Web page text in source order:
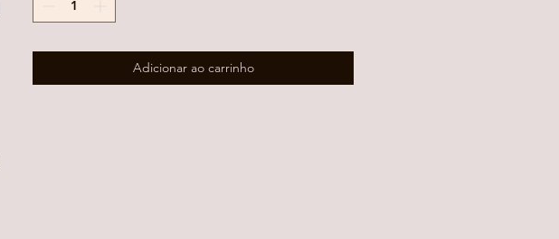
Adicionar ao carrinho